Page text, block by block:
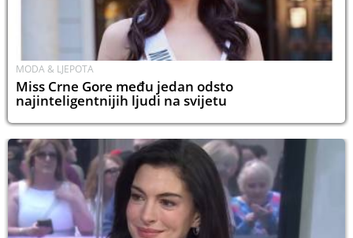
MODA & LJEPOTA
Miss Crne Gore među jedan odsto
najinteligentnijih ljudi na svijetu